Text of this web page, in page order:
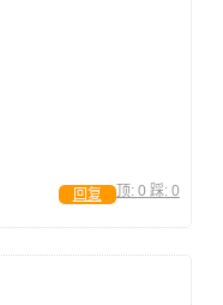
顶: 0 踩: 0
回复